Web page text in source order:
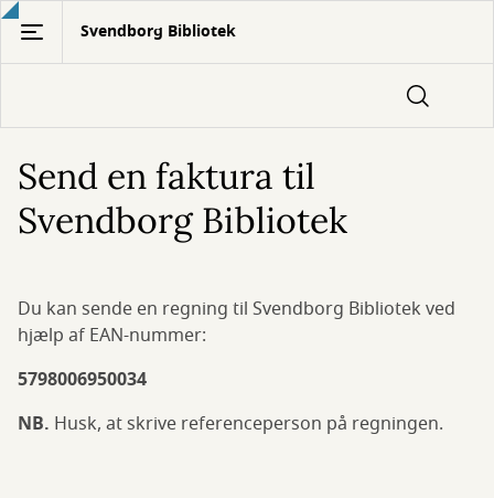
Gå
hovedindhold
Svendborg Bibliotek
Send en faktura til
Svendborg Bibliotek
Du kan sende en regning til Svendborg Bibliotek ved
hjælp af EAN-nummer:
5798006950034
NB. Husk, at skrive referenceperson på regningen.